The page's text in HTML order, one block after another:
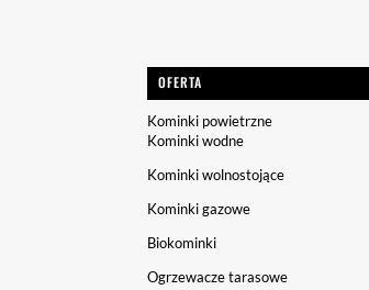
OFERTA
Kominki powietrzne
Kominki wodne
Kominki wolnostojące
Kominki gazowe
Biokominki
Ogrzewacze tarasowe